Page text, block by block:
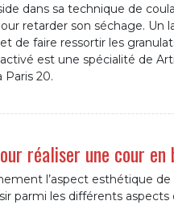
dans sa technique de
retarder son séchage. Un
de faire ressortir les
est une spécialité de
Paris 20.
réaliser une cour en
l’aspect esthétique
parmi les différents aspects